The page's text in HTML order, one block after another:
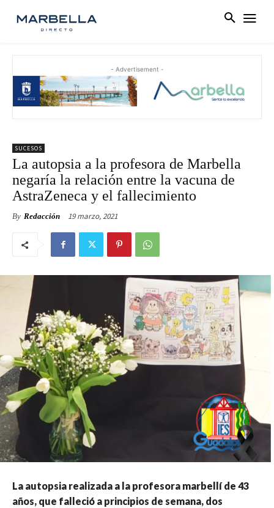
- Advertisement -
SUCESOS
La autopsia a la profesora de Marbella
negaría la relación entre la vacuna de
AstraZeneca y el fallecimiento
By Redacción 19 marzo, 2021
La autopsia realizada a la profesora marbellí de 43
años, que falleció a principios de semana, dos